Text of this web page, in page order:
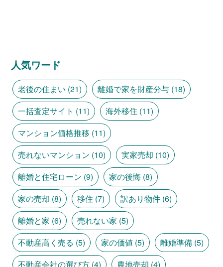
人気ワード
老後の住まい (21) 離婚で家を財産分与(18)
一括査定サイト (11) 海外移住 (11)
マンション価格推移 (11)
売れないマンション (10) 実家売却 (10)
離婚と住宅ローン (9) 家の後悔(8)
家の売却 (8) 移住 (7) 訳あり物件(6)
離婚と家 (6) 売れない家 (5)
不動産高く売る (5) 家の価値 (5) 離婚準備(5)
不動産会社の選び方(4) 農地売却 (4)